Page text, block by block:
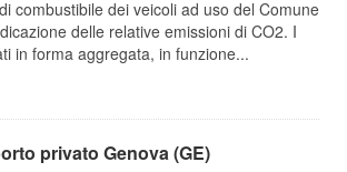
combustibile dei veicoli ad uso del Comune
delle relative emissioni di CO2. I
in forma aggregata, in funzione...
privato Genova (GE)